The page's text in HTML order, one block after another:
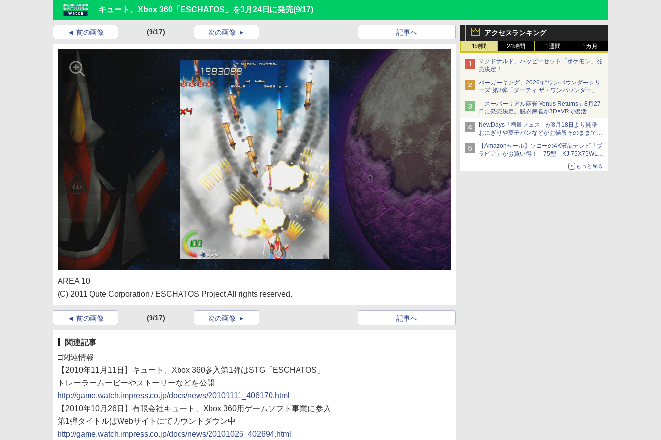
キュート、Xbox 360「ESCHATOS」を3月24日に発売(9/17)
アクセスランキング
1時間 24時間 1週間 1カ月
マクドナルド、ハッピーセット「ポケモン」発
売決定！
ポケモン30周年記念で30匹が大集合
バーガーキング、2026年“ワンパウンダーシリ
ーズ”第3弾「ダーティ ザ・ワンパウンダー」を
8月7日発売
「特製ガーリックマヨソース」を使用した超大
型チーズバーガー
「スーパーリアル麻雀 Venus Returns」8月27
日に発売決定。脱衣麻雀が3D×VRで復活
発売から2週間は20%オフになるセールが実施
NewDays「増量フェス」が8月18日より開催
おにぎりや菓子パンなどがお値段そのままで最
大50%増量！
【Amazonセール】ソニーの4K液晶テレビ「ブ
ラビア」がお買い得！ 75型「KJ-75X75WL」
もっと見る
前の画像 (9/17) 記事へ
次の画像
AREA 10
(C) 2011 Qute Corporation / ESCHATOS Project All rights reserved.
前の画像 (9/17) 記事へ
次の画像
関連記事
□関連情報
【2010年11月11日】キュート、Xbox 360参入第1弾はSTG「ESCHATOS」
トレーラームービーやストーリーなどを公開
http://game.watch.impress.co.jp/docs/news/20101111_406170.html
【2010年10月26日】有限会社キュート、Xbox 360用ゲームソフト事業に参入
第1弾タイトルはWebサイトにてカウントダウン中
http://game.watch.impress.co.jp/docs/news/20101026_402694.html